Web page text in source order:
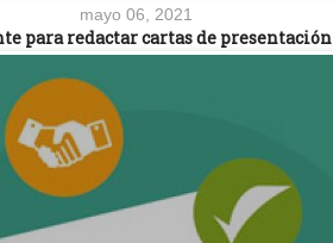
mayo 06, 2021
para redactar cartas de presentación